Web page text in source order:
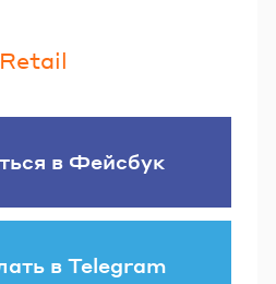
в Фейсбук
в Telegram